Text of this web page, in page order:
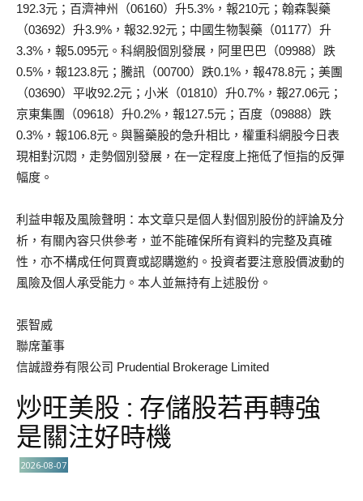
192.3元；百濟神州（06160）升5.3%，報210元；翰森製藥
（03692）升3.9%，報32.92元；中國生物製藥（01177）升
3.3%，報5.095元。科網股個別發展，阿里巴巴（09988）跌
0.5%，報123.8元；騰訊（00700）跌0.1%，報478.8元；美團
（03690）平收92.2元；小米（01810）升0.7%，報27.06元；
京東集團（09618）升0.2%，報127.5元；百度（09888）跌
0.3%，報106.8元。與醫藥股的急升相比，權重科網股今日表
現相對沉悶，走勢個別發展，在一定程度上拖低了恒指的反彈
幅度。
利益申報及風險聲明：本文章只是個人對個別股份的評論及分
析，有關內容只供參考，並不能確保所有資料的完整及真確
性，亦不構成任何買賣或認購邀約。投資者要注意股價波動的
風險及個人承受能力。本人並無持有上述股份。
張智威
聯席董事
信誠證券有限公司 Prudential Brokerage Limited
炒旺美股 : 存儲股若再轉強
是關注好時機
2026-08-07